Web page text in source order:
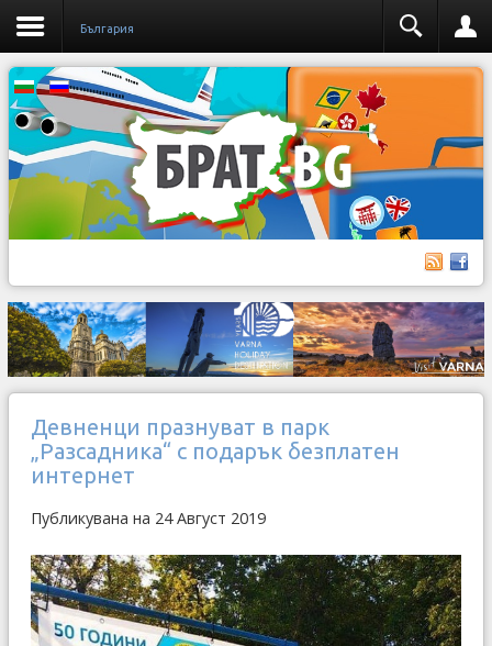
България
Девненци празнуват в парк
„Разсадника“ с подарък безплатен
интернет
Публикувана на 24 Август 2019